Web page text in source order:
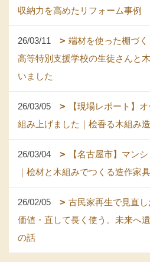
収納力を高めたリフォーム事例
26/03/11
端材を使った棚づ
高等特別支援学校の生徒さんと
いました
26/03/05
【現場レポート】
組み上げました｜桧香る木組み
26/03/04
【名古屋市】マン
｜桧材と木組みでつくる造作家具
26/02/05
古民家再生で見直
価値・直して長く使う。未来へ
の話